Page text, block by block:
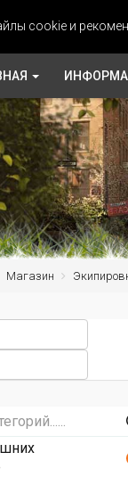
cookie и
Магазин